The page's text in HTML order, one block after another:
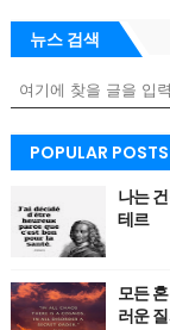
뉴스 검색
POPULAR POSTS
나는
테르
모든
러운